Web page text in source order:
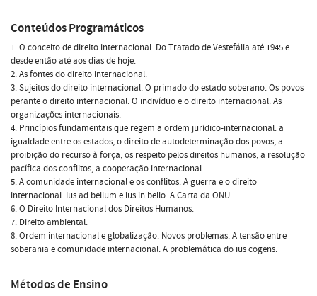
Conteúdos Programáticos
1. O conceito de direito internacional. Do Tratado de Vestefália até 1945 e
desde então até aos dias de hoje.
2. As fontes do direito internacional.
3. Sujeitos do direito internacional. O primado do estado soberano. Os povos
perante o direito internacional. O indivíduo e o direito internacional. As
organizações internacionais.
4. Princípios fundamentais que regem a ordem jurídico-internacional: a
igualdade entre os estados, o direito de autodeterminação dos povos, a
proibição do recurso à força, os respeito pelos direitos humanos, a resolução
pacífica dos conflitos, a cooperação internacional.
5. A comunidade internacional e os conflitos. A guerra e o direito
internacional. Ius ad bellum e ius in bello. A Carta da ONU.
6. O Direito Internacional dos Direitos Humanos.
7. Direito ambiental.
8. Ordem internacional e globalização. Novos problemas. A tensão entre
soberania e comunidade internacional. A problemática do ius cogens.
Métodos de Ensino